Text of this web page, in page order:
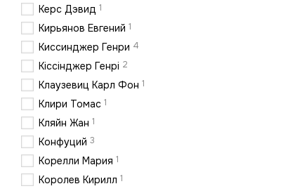
Керс Дэвид 1
Кирьянов Евгений 1
Киссинджер Генри 4
Кіссінджер Генрі 2
Клаузевиц Карл Фон 1
Клири Томас 1
Кляйн Жан 1
Конфуций 3
Корелли Мария 1
Королев Кирилл 1